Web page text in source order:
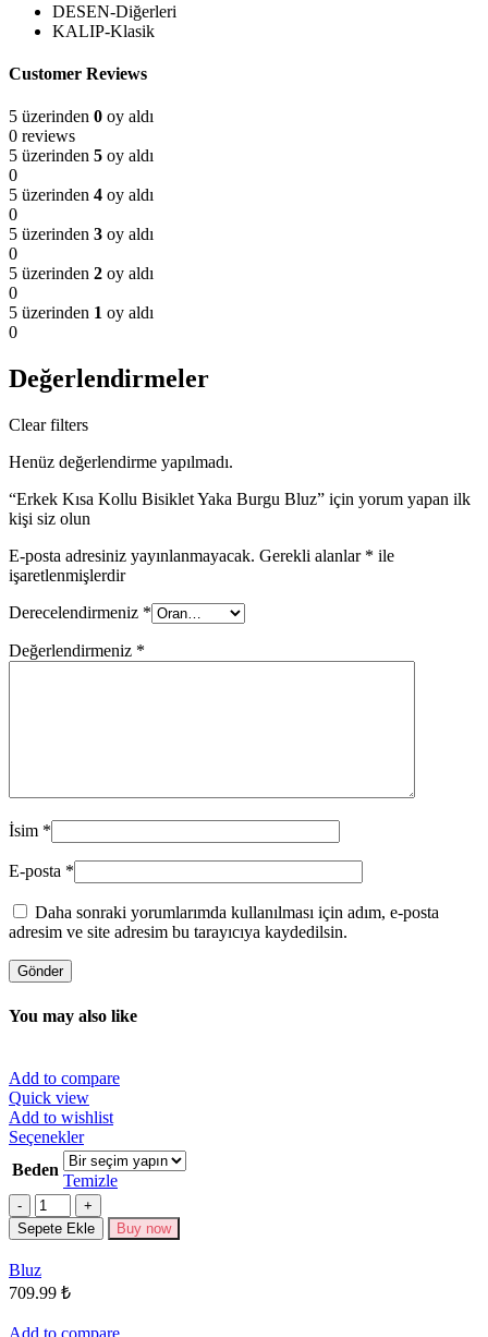
DESEN-Diğerleri
KALIP-Klasik
Customer Reviews
5 üzerinden 0 oy aldı
0 reviews
5 üzerinden 5 oy aldı
0
5 üzerinden 4 oy aldı
0
5 üzerinden 3 oy aldı
0
5 üzerinden 2 oy aldı
0
5 üzerinden 1 oy aldı
0
Değerlendirmeler
Clear filters
Henüz değerlendirme yapılmadı.
“Erkek Kısa Kollu Bisiklet Yaka Burgu Bluz” için yorum yapan ilk
kişi siz olun
E-posta adresiniz yayınlanmayacak. Gerekli alanlar * ile
işaretlenmişlerdir
Derecelendirmeniz *
Değerlendirmeniz *
İsim *
E-posta *
Daha sonraki yorumlarımda kullanılması için adım, e-posta
adresim ve site adresim bu tarayıcıya kaydedilsin.
You may also like
Add to compare
Quick view
Add to wishlist
SeçeneklerBu
ürünün
birden
fazla
varyasyonu
var.
Beden
Temizle
Miktar
Sepete Ekle Buy now
Bluz
709.99 ₺
Add to compare